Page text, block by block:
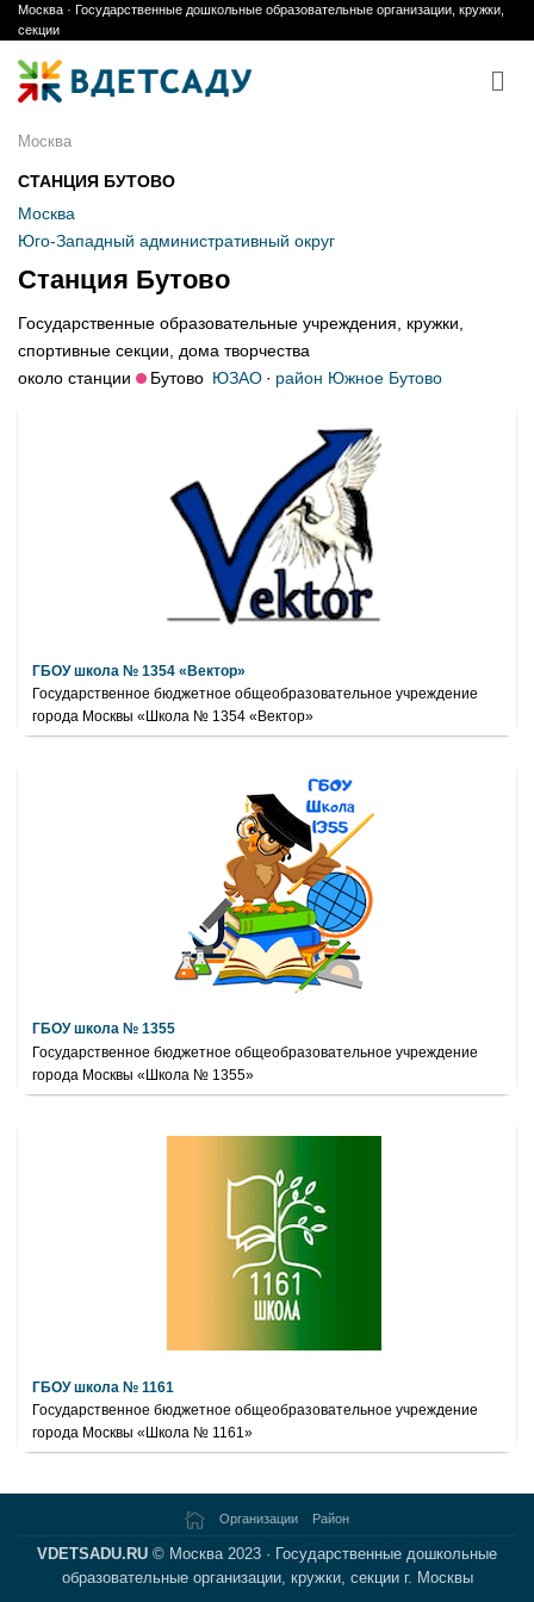
Skip
to
content
Москва · Государственные дошкольные образовательные организации, кружки,
секции
Москва
СТАНЦИЯ БУТОВО
Москва
Юго-Западный административный округ
Станция Бутово
Государственные образовательные учреждения, кружки,
спортивные секции, дома творчества
около станции
Бутово ЮЗАО· район Южное Бутово
ГБОУ школа № 1354 «Вектор»
Государственное бюджетное общеобразовательное учреждение
города Москвы «Школа № 1354 «Вектор»
ГБОУ школа № 1355
Государственное бюджетное общеобразовательное учреждение
города Москвы «Школа № 1355»
ГБОУ школа № 1161
Государственное бюджетное общеобразовательное учреждение
города Москвы «Школа № 1161»
Организации Район
VDETSADU.RU © Москва 2023 · Государственные дошкольные
образовательные организации, кружки, секции г. Москвы